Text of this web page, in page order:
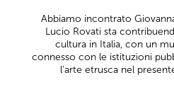
Abbiamo incontrato
Lucio Rovati sta
cultura in Italia, con un
connesso con le istituzioni
l'arte etrusca nel